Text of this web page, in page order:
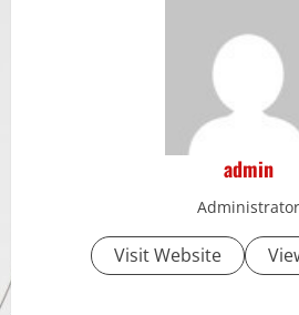
admin
Administrator
Visit Website